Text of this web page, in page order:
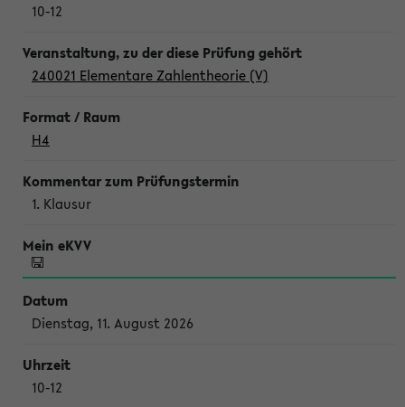
10-12
240021 Elementare Zahlentheorie (V)
H4
1. Klausur
Dienstag, 11. August 2026
10-12